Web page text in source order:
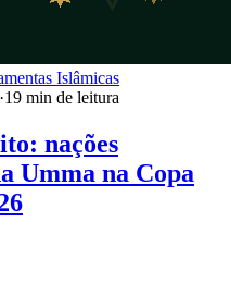
Islâmicas
·19 min de leitura
nações
Umma na Copa